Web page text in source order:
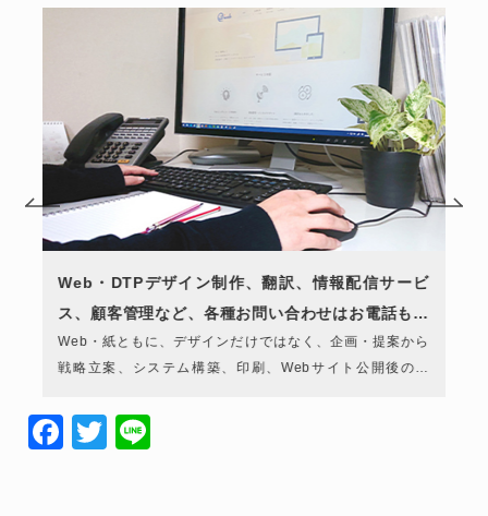
Web・DTPデザイン制作、翻訳、情報配信サービ
ス、顧客管理など、各種お問い合わせはお電話もし
くは下記のフォームよりお気軽にご相談くださ
い。...
Web・紙ともに、デザインだけではなく、企画・提案から
戦略立案、システム構築、印刷、Webサイト公開後の管
広く対応しています。
F
T